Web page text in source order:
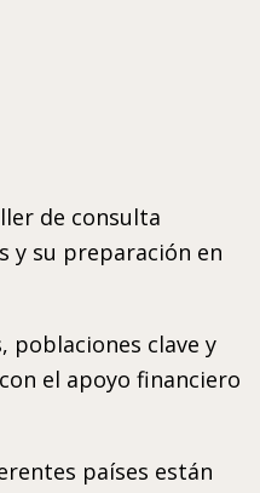
de consulta
y su preparación en
poblaciones clave y
el apoyo financiero
países están